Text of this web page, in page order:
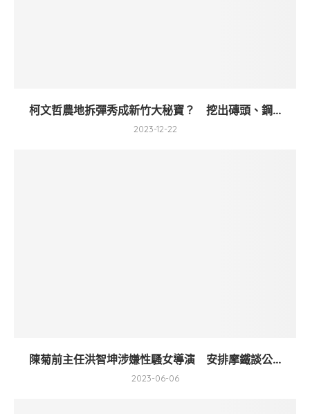
柯文哲農地拆彈秀成新竹大秘寶？ 挖出磚頭、鋼...
2023-12-22
陳菊前主任洪智坤涉嫌性騷女導演 安排摩鐵談公...
2023-06-06